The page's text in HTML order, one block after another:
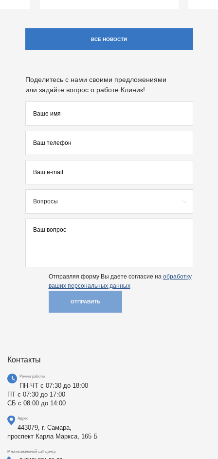
ВСЕ НОВОСТИ
Поделитесь с нами своими предложениями
или задайте вопрос о работе Клиник!
Вопросы
Отправляя форму Вы даете согласие на обработку
ваших персональных данных
ОТПРАВИТЬ
Контакты
Режим работы
ПН-ЧТ с 07:30 до 18:00
ПТ с 07:30 до 17:00
СБ с 08:00 до 14:00
Адрес
443079, г. Самара,
проспект Карла Маркса, 165 Б
Многоканальный call-центр